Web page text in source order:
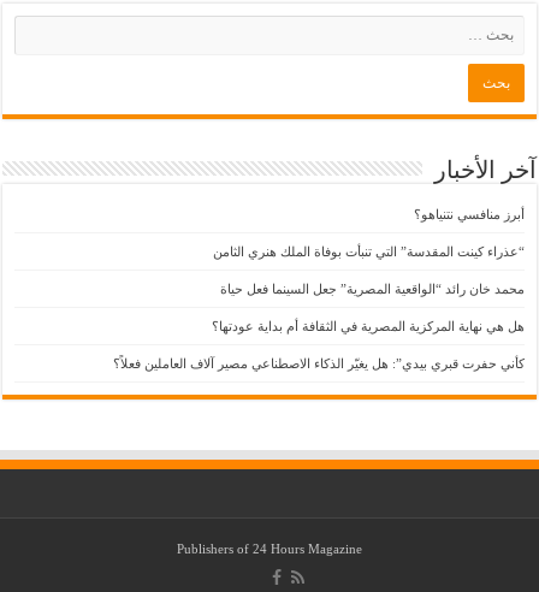
آخر الأخبار
أبرز منافسي نتنياهو؟
“عذراء كينت المقدسة” التي تنبأت بوفاة الملك هنري الثامن
محمد خان رائد “الواقعية المصرية” جعل السينما فعل حياة
هل هي نهاية المركزية المصرية في الثقافة أم بداية عودتها؟
كأني حفرت قبري بيدي”: هل يغيّر الذكاء الاصطناعي مصير آلاف العاملين فعلاً؟
Publishers of 24 Hours Magazine